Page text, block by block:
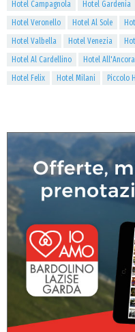
Hotel Campagnola
Hotel Gardenia
Hotel Veronello
Hotel Al Sole
Hotel Valbella
Hotel Venezia
Hotel Al Cardellino
Hotel All'Ancora
Hotel Felix
Hotel Milani Piccolo